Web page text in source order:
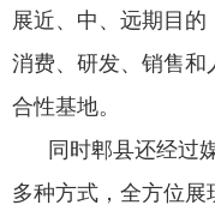
展近、中、远期目
消费、研发、销售
合性基地。
同时郫县还经过
多种方式，全方位展